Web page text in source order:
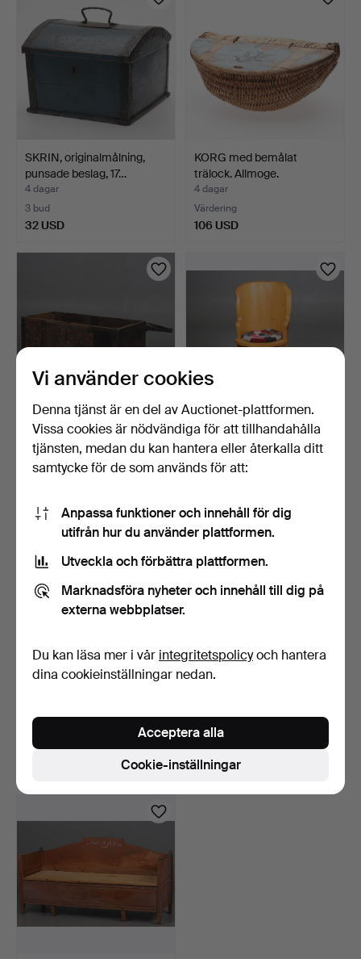
SKRIN, originalmålning,
punsade beslag, 17…
4 dagar
3 bud
32 USD
KORG med bemålat
trälock. Allmoge.
4 dagar
Värdering
106 USD
KISTA, furu med
smidesbeslag, märkt 1826.
KUBBSTOL, furu, 1900
talets mitt.
5 dagar
Värdering
skuret trä.
6 dagar
Värdering
53 USD
Vi använder cookies
Denna tjänst är en del av Auctionet-plattformen.
Vissa cookies är nödvändiga för att tillhandahålla
tjänsten, medan du kan hantera eller återkalla ditt
samtycke för de som används för att:
Anpassa funktioner och innehåll för dig
utifrån hur du använder plattformen.
Utveckla och förbättra plattformen.
Marknadsföra nyheter och innehåll till dig på
externa webbplatser.
Du kan läsa mer i vår integritetspolicyoch hantera
dina cookieinställningar nedan.
Cookie-inställningar
Acceptera alla